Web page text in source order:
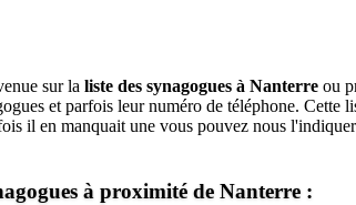
sur la liste des synagogues à Nanterreou
et parfois leur numéro de téléphone. Cette
il en manquait une vous pouvez nous
à proximité de Nanterre :